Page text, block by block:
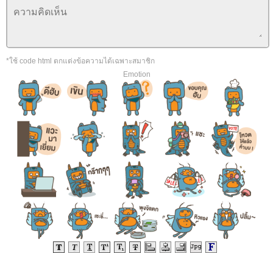
*ใช้ code html ตกแต่งข้อความได้เฉพาะสมาชิก
Emotion